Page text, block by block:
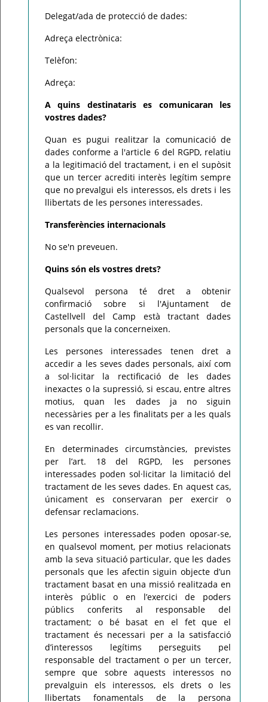
Delegat/ada de protecció de dades:
Adreça electrònica:
Telèfon:
Adreça:
A quins destinataris es comunicaran les
vostres dades?
Quan es pugui realitzar la comunicació de
dades conforme a l'article 6 del RGPD, relatiu
a la legitimació del tractament, i en el supòsit
que un tercer acrediti interès legítim sempre
que no prevalgui els interessos, els drets i les
llibertats de les persones interessades.
Transferències internacionals
No se'n preveuen.
Quins són els vostres drets?
Qualsevol persona té dret a obtenir
confirmació sobre si l'Ajuntament de
Castellvell del Camp està tractant dades
personals que la concerneixen.
Les persones interessades tenen dret a
accedir a les seves dades personals, així com
a sol·licitar la rectificació de les dades
inexactes o la supressió, si escau, entre altres
motius, quan les dades ja no siguin
necessàries per a les finalitats per a les quals
es van recollir.
En determinades circumstàncies, previstes
per l’art. 18 del RGPD, les persones
interessades poden sol·licitar la limitació del
tractament de les seves dades. En aquest cas,
únicament es conservaran per exercir o
defensar reclamacions.
Les persones interessades poden oposar-se,
en qualsevol moment, per motius relacionats
amb la seva situació particular, que les dades
personals que les afectin siguin objecte d’un
tractament basat en una missió realitzada en
interès públic o en l’exercici de poders
públics conferits al responsable del
tractament; o bé basat en el fet que el
tractament és necessari per a la satisfacció
d’interessos legítims perseguits pel
responsable del tractament o per un tercer,
sempre que sobre aquests interessos no
prevalguin els interessos, els drets o les
llibertats fonamentals de la persona